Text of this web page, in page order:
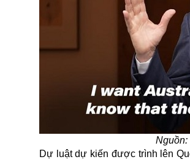
Nguồn:
Dự luật dự kiến được trình lên